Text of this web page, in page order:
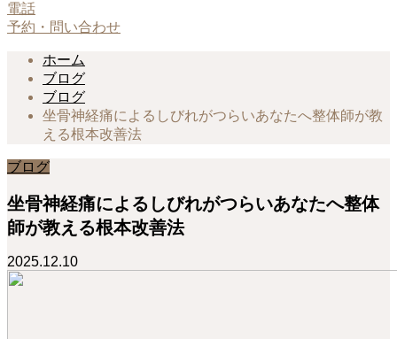
電話
予約・問い合わせ
ホーム
ブログ
ブログ
坐骨神経痛によるしびれがつらいあなたへ整体師が教
える根本改善法
ブログ
坐骨神経痛によるしびれがつらいあなたへ整体
師が教える根本改善法
2025.12.10